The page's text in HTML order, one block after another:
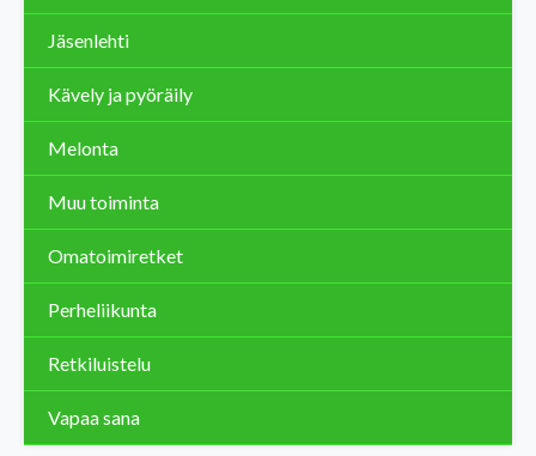
Jäsenlehti
Kävely ja pyöräily
Melonta
Muu toiminta
Omatoimiretket
Perheliikunta
Retkiluistelu
Vapaa sana